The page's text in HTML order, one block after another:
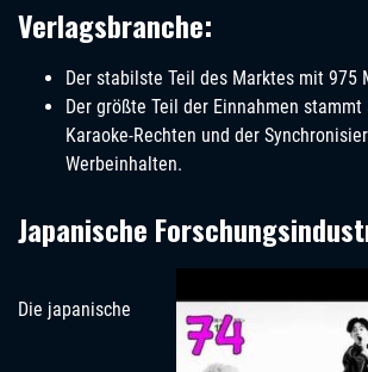
Verlagsbranche:
Der stabilste Teil des Marktes mit 975
Der größte Teil der Einnahmen stammt
Karaoke-Rechten und der
Werbeinhalten.
Japanische
Die japanische